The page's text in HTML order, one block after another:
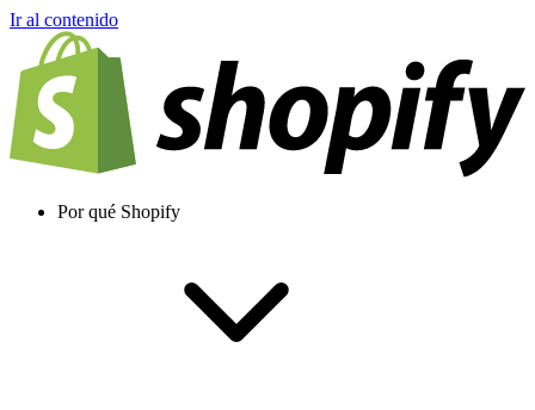
Ir al contenido
Por qué Shopify